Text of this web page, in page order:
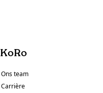
KoRo
Ons team
Carrière